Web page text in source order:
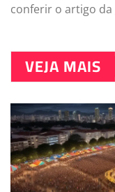
conferir o artigo da
VEJA MAIS